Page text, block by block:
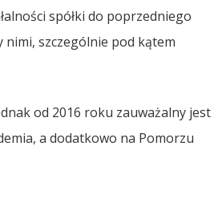
spółki do poprzedniego
nimi, szczególnie pod kątem
od 2016 roku zauważalny jest
a dodatkowo na Pomorzu